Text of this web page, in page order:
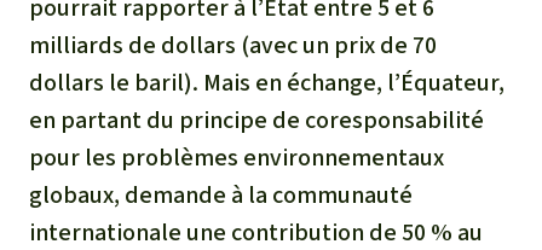
pourrait rapporter à l’État entre 5 et 6
milliards de dollars (avec un prix de 70
dollars le baril). Mais en échange, l’Équateur,
en partant du principe de coresponsabilité
pour les problèmes environnementaux
globaux, demande à la communauté
internationale une contribution de 50 % au